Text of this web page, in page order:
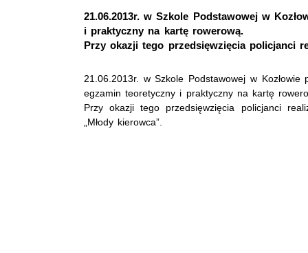
21.06.2013r. w Szkole Podstawowej w
i praktyczny na kartę rowerową.
Przy okazji tego przedsięwzięcia policjanci
21.06.2013r. w Szkole Podstawowej w Kozłowie
egzamin teoretyczny i praktyczny na kartę
Przy okazji tego przedsięwzięcia policjanci
„Młody kierowca”.